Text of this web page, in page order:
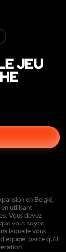
JEU
en België,
utilisant
Vous devez
vous soyez
laquelle vous
parce qu'il